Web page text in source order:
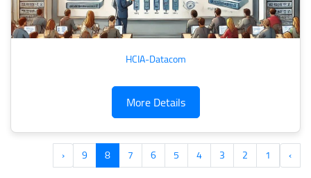
HCIA-Datacom
More Details
4
6
8
9